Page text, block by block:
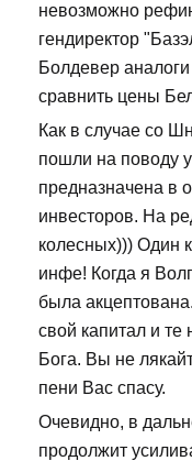
невозможно
гендиректор
Болдевер
сравнить цены
Как в случае со
пошли на поводу
предназначена в
инвесторов. На
колесных))) Один
инфе! Когда я
была
свой капитал и те
Бога. Вы не
пени Вас спасу.
Очевидно, в
продолжит